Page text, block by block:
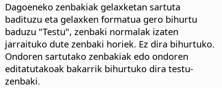
Dagoeneko zenbakiak gelaxketan sartuta
badituzu eta gelaxken formatua gero bihurtu
baduzu "Testu", zenbaki normalak izaten
jarraituko dute zenbaki horiek. Ez dira bihurtuko.
Ondoren sartutako zenbakiak edo ondoren
editatutakoak bakarrik bihurtuko dira testu-
zenbaki.